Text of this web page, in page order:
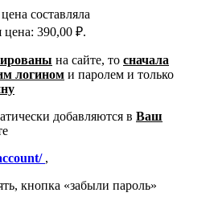
составляла
цена: 390,00 ₽.
на сайте, то сначала
логином и паролем и только
добавляются в Ваш
,
кнопка «забыли пароль»